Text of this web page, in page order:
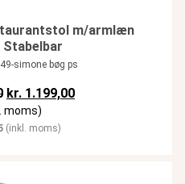
m/armlæn
simone bøg ps
Den oprindelige pris var: kr.
kr. 1.199,00Den aktuelle pris
moms)
(inkl. moms)